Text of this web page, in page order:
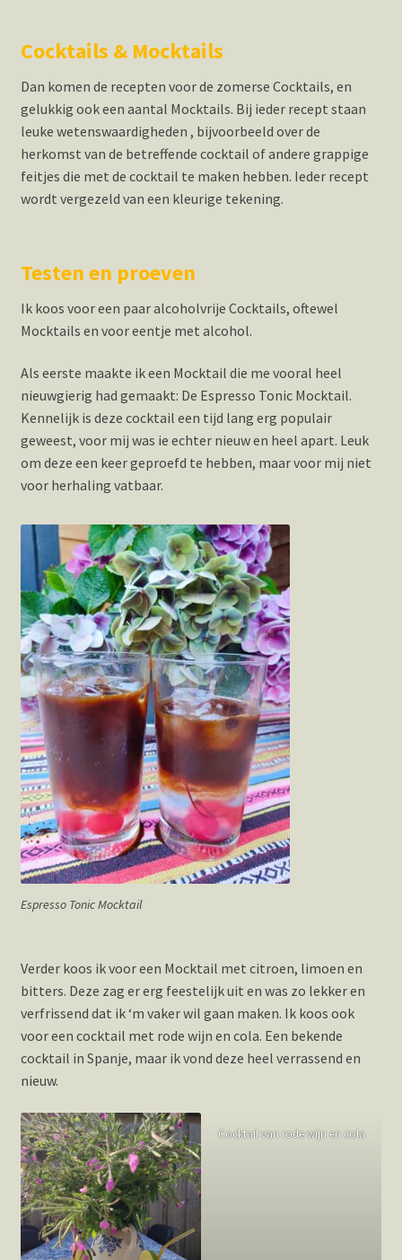
Cocktails & Mocktails
Dan komen de recepten voor de zomerse Cocktails, en
gelukkig ook een aantal Mocktails. Bij ieder recept staan
leuke wetenswaardigheden , bijvoorbeeld over de
herkomst van de betreffende cocktail of andere grappige
feitjes die met de cocktail te maken hebben. Ieder recept
wordt vergezeld van een kleurige tekening.
Testen en proeven
Ik koos voor een paar alcoholvrije Cocktails, oftewel
Mocktails en voor eentje met alcohol.
Als eerste maakte ik een Mocktail die me vooral heel
nieuwgierig had gemaakt: De Espresso Tonic Mocktail.
Kennelijk is deze cocktail een tijd lang erg populair
geweest, voor mij was ie echter nieuw en heel apart. Leuk
om deze een keer geproefd te hebben, maar voor mij niet
voor herhaling vatbaar.
Espresso Tonic Mocktail
Verder koos ik voor een Mocktail met citroen, limoen en
bitters. Deze zag er erg feestelijk uit en was zo lekker en
verfrissend dat ik ‘m vaker wil gaan maken. Ik koos ook
voor een cocktail met rode wijn en cola. Een bekende
cocktail in Spanje, maar ik vond deze heel verrassend en
nieuw.
Cocktail van rode wijn en cola